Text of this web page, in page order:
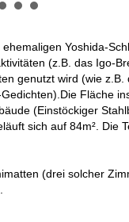
Yoshida-
(z.B. das Igo-
genutzt wird (wie
Fläche
(Einstöckiger
sich auf 84m². Die
(drei solcher